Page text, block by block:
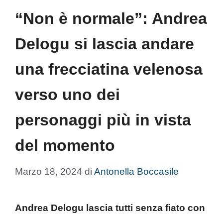
“Non è normale”: Andrea
Delogu si lascia andare
una frecciatina velenosa
verso uno dei
personaggi più in vista
del momento
Marzo 18, 2024 di Antonella Boccasile
Andrea Delogu lascia tutti senza fiato con